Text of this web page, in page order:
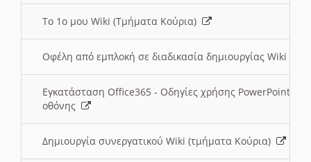
Το 1ο μου Wiki (Τμήματα Κούρια)
Οφέλη από εμπλοκή σε διαδικασία δημιουργίας Wiki
Εγκατάσταση Office365 - Οδηγίες χρήσης PowerPoint
οθόνης
Δημιουργία συνεργατικού Wiki (τμήματα Κούρια)